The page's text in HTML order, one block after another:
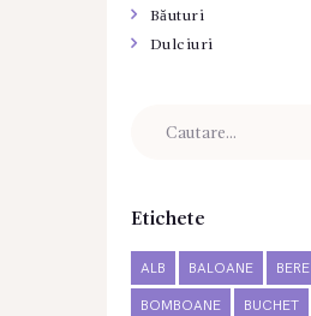
Băuturi
Dulciuri
Etichete
ALB BALOANE BERE
BOMBOANE BUCHET